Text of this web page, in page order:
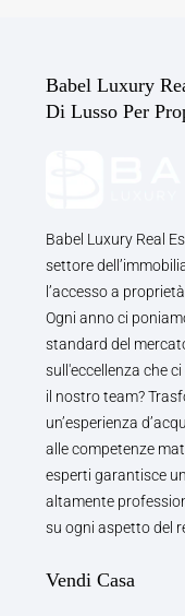
Babel Luxury
Di Lusso Per
Babel Luxury Real
settore
l’accesso a
Ogni anno ci
standard del
sull'eccellenza che
il nostro team?
un’esperienza
alle competenze
esperti garantisce
altamente
su ogni aspetto del
Vendi Casa